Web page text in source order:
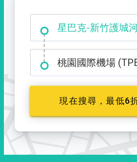
星巴克-新竹護城
大霸尖山登山口
桃園國際機場
現在搜尋，最低6